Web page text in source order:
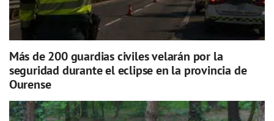
Más de 200 guardias civiles velarán por la
seguridad durante el eclipse en la provincia de
Ourense